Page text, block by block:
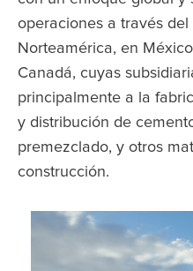
operaciones a través
Norteamérica, en
Canadá, cuyas
principalmente a la
y distribución de
premezclado, y otros
construcción.